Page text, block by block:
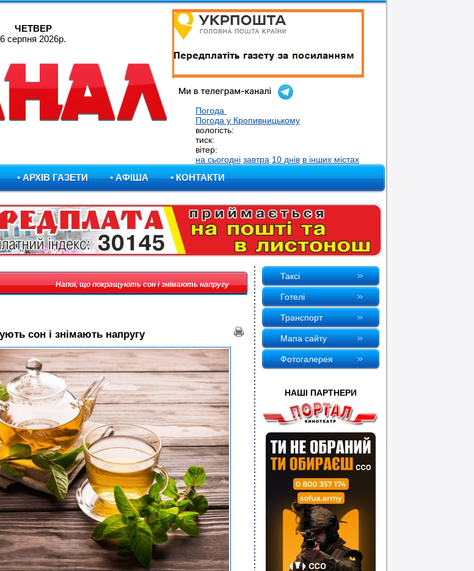
ЧЕТВЕР
6 серпня 2026р.
Погода
Погода у Кропивницькому
вологість:
тиск:
вітер:
на сьогодні завтра 10 днів в інших містах
• АРХІВ ГАЗЕТИ • АФІША • КОНТАКТИ
Напої, що покращують сон і знімають напругу
сон і знімають напругу
Таксi
Готелi
Транспорт
Мапа сайту
Фотогалерея
НАШI ПАРТНЕРИ